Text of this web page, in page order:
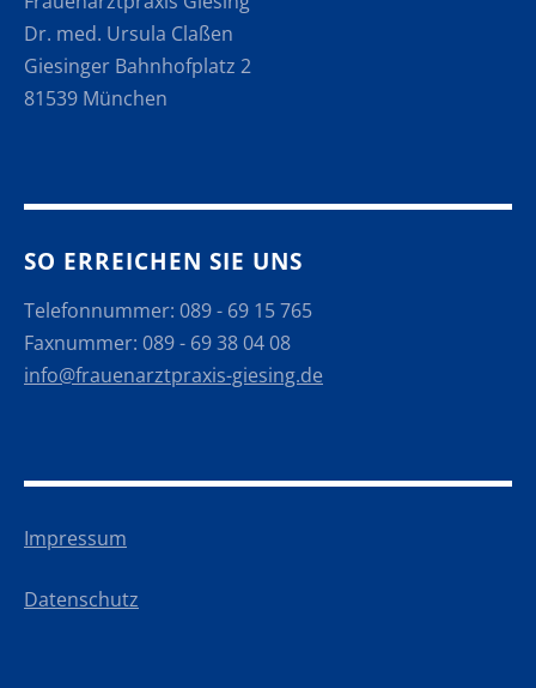
Dr. med. Ursula Claßen
Giesinger Bahnhofplatz 2
81539 München
SO ERREICHEN SIE UNS
Telefonnummer: 089 - 69 15 765
Faxnummer: 089 - 69 38 04 08
info@frauenarztpraxis-giesing.de
Impressum
Datenschutz